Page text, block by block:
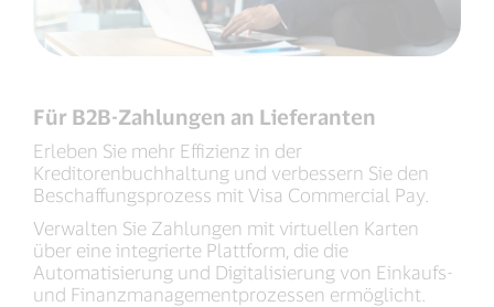
Für B2B-Zahlungen an Lieferanten
Erleben Sie mehr Effizienz in der
Kreditorenbuchhaltung und verbessern Sie den
Beschaffungsprozess mit Visa Commercial Pay.
Verwalten Sie Zahlungen mit virtuellen Karten
über eine integrierte Plattform, die die
Automatisierung und Digitalisierung von Einkaufs-
und Finanzmanagementprozessen ermöglicht.